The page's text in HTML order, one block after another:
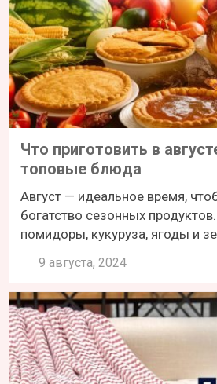
Что приготовить в
топовые блюда
Август — идеальное время,
богатство сезонных
помидоры, кукуруза, ягоды и
9 августа, 2024